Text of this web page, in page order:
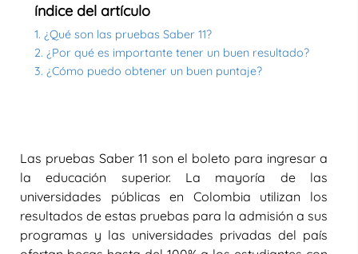
índice del artículo
1. ¿Qué son las pruebas Saber 11?
2. ¿Por qué es importante tener un buen resultado?
3. ¿Cómo puedo obtener un buen puntaje?
Las pruebas Saber 11 son el boleto para ingresar a
la educación superior. La mayoría de las
universidades públicas en Colombia utilizan los
resultados de estas pruebas para la admisión a sus
programas y las universidades privadas del país